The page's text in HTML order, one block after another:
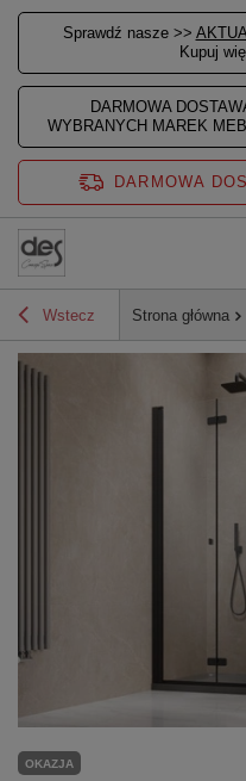
Sprawdź nasze >>
Kupuj
DARMOWA
WYBRANYCH MAREK
DARMOWA
Wstecz Strona główna
OKAZJA